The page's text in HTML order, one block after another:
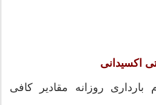
اکسیدانی
روزانه مقادیر کافی